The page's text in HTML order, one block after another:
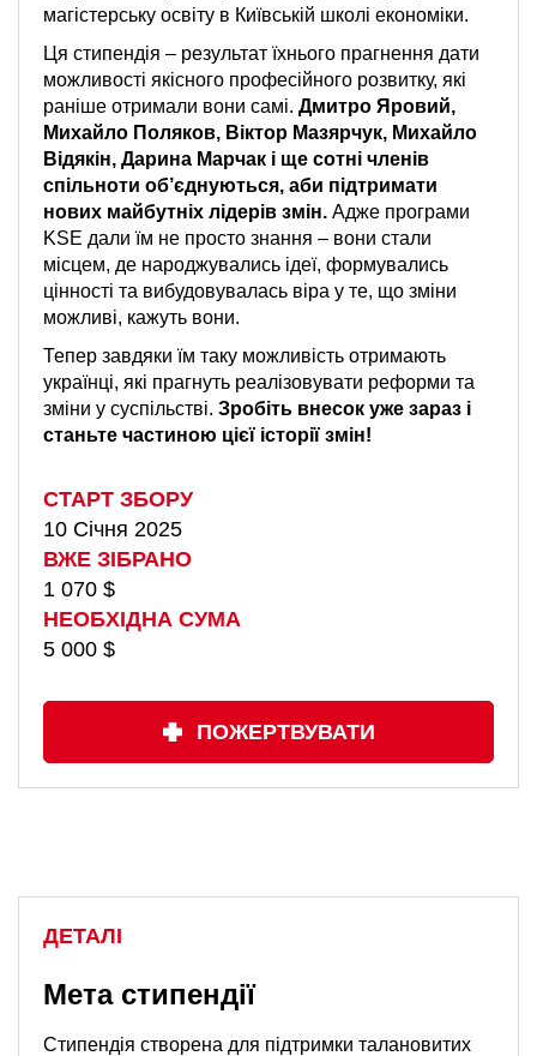
магістерську освіту в Київській школі економіки.
Ця стипендія – результат їхнього прагнення дати
можливості якісного професійного розвитку, які
раніше отримали вони самі. Дмитро Яровий,
Михайло Поляков, Віктор Мазярчук, Михайло
Відякін, Дарина Марчак і ще сотні членів
спільноти об’єднуються, аби підтримати
нових майбутніх лідерів змін. Адже програми
KSE дали їм не просто знання – вони стали
місцем, де народжувались ідеї, формувались
цінності та вибудовувалась віра у те, що зміни
можливі, кажуть вони.
Тепер завдяки їм таку можливість отримають
українці, які прагнуть реалізовувати реформи та
зміни у суспільстві. Зробіть внесок уже зараз і
станьте частиною цієї історії змін!
СТАРТ ЗБОРУ
10 Січня 2025
ВЖЕ ЗІБРАНО
1 070 $
НЕОБХІДНА СУМА
5 000 $
ПОЖЕРТВУВАТИ
ДЕТАЛІ
Мета стипендії
Стипендія створена для підтримки талановитих